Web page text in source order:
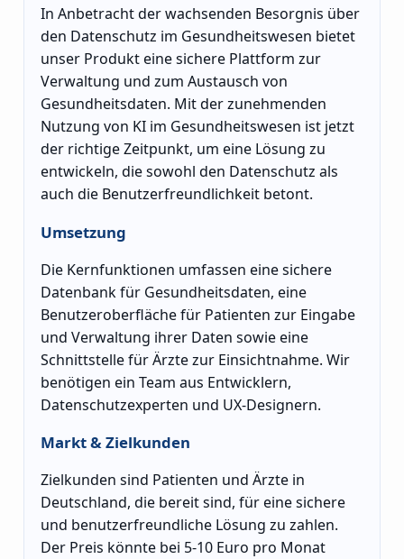
In Anbetracht der wachsenden Besorgnis über
den Datenschutz im Gesundheitswesen bietet
unser Produkt eine sichere Plattform zur
Verwaltung und zum Austausch von
Gesundheitsdaten. Mit der zunehmenden
Nutzung von KI im Gesundheitswesen ist jetzt
der richtige Zeitpunkt, um eine Lösung zu
entwickeln, die sowohl den Datenschutz als
auch die Benutzerfreundlichkeit betont.
Umsetzung
Die Kernfunktionen umfassen eine sichere
Datenbank für Gesundheitsdaten, eine
Benutzeroberfläche für Patienten zur Eingabe
und Verwaltung ihrer Daten sowie eine
Schnittstelle für Ärzte zur Einsichtnahme. Wir
benötigen ein Team aus Entwicklern,
Datenschutzexperten und UX-Designern.
Markt & Zielkunden
Zielkunden sind Patienten und Ärzte in
Deutschland, die bereit sind, für eine sichere
und benutzerfreundliche Lösung zu zahlen.
Der Preis könnte bei 5-10 Euro pro Monat